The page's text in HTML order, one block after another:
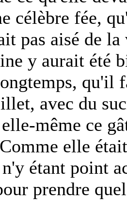
célèbre fée,
pas aisé de
y aurait été
qu'il
avec du
même ce
elle
étant point
prendre